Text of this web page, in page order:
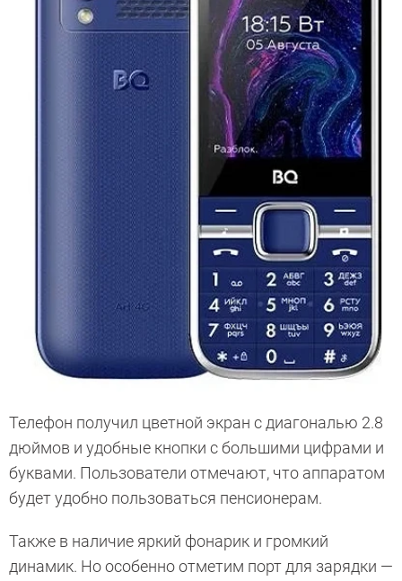
Телефон получил цветной экран с диагональю 2.8
дюймов и удобные кнопки с большими цифрами и
буквами. Пользователи отмечают, что аппаратом
будет удобно пользоваться пенсионерам.
Также в наличие яркий фонарик и громкий
динамик. Но особенно отметим порт для зарядки —